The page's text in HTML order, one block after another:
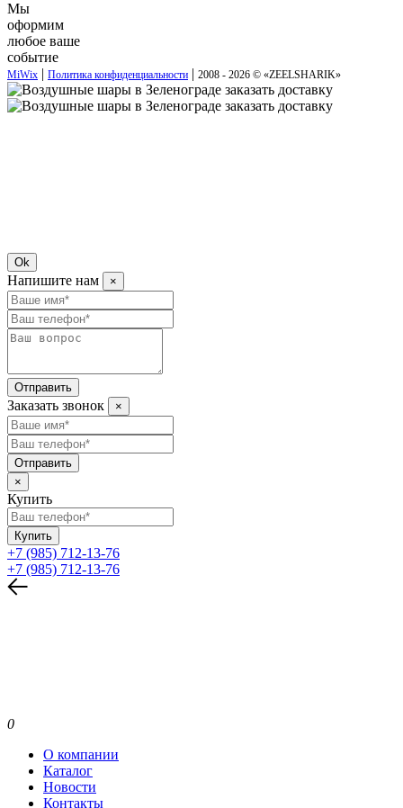
Мы
оформим
любое ваше
событие
MiWix | Политика конфиденциальности | 2008 - 2026 © «ZEELSHARIK»
Ok
Напишите нам ×
Отправить
Заказать звонок ×
Отправить
×
Купить
Купить
+7 (985) 712-13-76
+7 (985) 712-13-76
0
О компании
Каталог
Новости
Контакты